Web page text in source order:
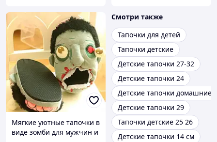
Мягкие уютные тапочки в
виде зомби для мужчин и
Смотри также
Тапочки для детей
Тапочки детские
Детские тапочки 27-32
Детские тапочки 24
Детские тапочки домашние
Детские тапочки 29
Тапочки детские 25 26
Детские тапочки 14 см